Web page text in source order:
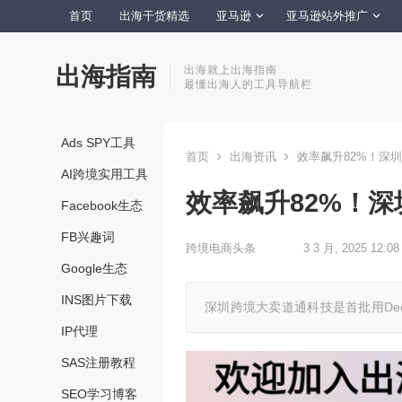
首页 出海干货精选 亚马逊 亚马逊站外推广
出海指南
出海就上出海指南
最懂出海人的工具导航栏
Ads SPY工具
AI跨境实用工具
Facebook生态
FB兴趣词
Google生态
INS图片下载
IP代理
SAS注册教程
SEO学习博客
首页 出海资讯 效率飙升82%！深
效率飙升82%！
跨境电商头条 3 3 月, 2025 12:08
深圳跨境大卖道通科技是首批用